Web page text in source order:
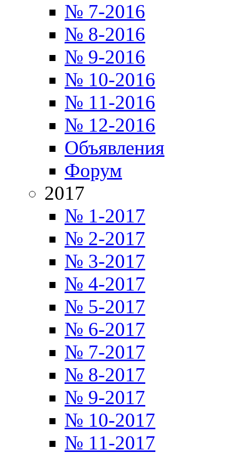
№ 7-2016
№ 8-2016
№ 9-2016
№ 10-2016
№ 11-2016
№ 12-2016
Объявления
Форум
2017
№ 1-2017
№ 2-2017
№ 3-2017
№ 4-2017
№ 5-2017
№ 6-2017
№ 7-2017
№ 8-2017
№ 9-2017
№ 10-2017
№ 11-2017